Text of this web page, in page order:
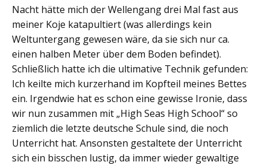
Nacht hätte mich der Wellengang drei Mal fast aus
meiner Koje katapultiert (was allerdings kein
Weltuntergang gewesen wäre, da sie sich nur ca.
einen halben Meter über dem Boden befindet).
Schließlich hatte ich die ultimative Technik gefunden:
Ich keilte mich kurzerhand im Kopfteil meines Bettes
ein. Irgendwie hat es schon eine gewisse Ironie, dass
wir nun zusammen mit „High Seas High School“ so
ziemlich die letzte deutsche Schule sind, die noch
Unterricht hat. Ansonsten gestaltete der Unterricht
sich ein bisschen lustig, da immer wieder gewaltige